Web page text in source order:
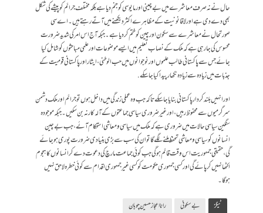
حال نے نہ صرف معاشرے میں بے چینی اور مایوسی کو جنم دیا ہے بلکہ مختلف جرائم کو پیشے کی شکل
بھی دے دی ہے اور لا قانونیت کے مظاہرے اکثردیکھنے میں آتے رہتے ہیں۔ اے سی
صورتحال نے معاشرے سے سکون اور چین کو ختم کردیا ہے ۔ جبکہ آج اس امر کی شدید ضرورت
محسوس کی جارہی ہے کہ ملک کے نصاب تعلیم میں ایسے موضوعات اور علمی مباحثوں کو شامل کیا
جائے جس سے پاکستانی طالب علموں اور نوجوانوں میں حب الوطنی، ایثار اور پاکستانی قومیت کے
جذبات میں زیادہ سے زیادہ نکھار پیدا کیا جاسکے.
اور انہیں بلند کردار پاکستانی بنایا جاسکے تاکہ جب وہ عملی زندگی میں داخل ہوں تو جرائم اور ملک دشمن
سرگرمیوں سے محفوظ رہیں، اور غیر ضروری سیاسی جماعتوں کے آلہ کار نہ بن سکیں۔ جبکہ موجودہ
سنگین سیاسی حالات میں ضروری ہے کہ ملک میں سیاسی و معاشی استحکام آئے ، جب بے چین
انسانوں کو سیاسی و معاشی تحفظ ملنے لگے گا تو ان کی سب سے بڑی بنیادی ضرورت پوری ہوجائے
گی، حقیقی جمہوریت اس وقت قائم ہوگی جب کوئی جماعت مارچ کی دعوت دے کر انسانوں کا ہجوم
اکٹھا نہیں کر پائے گی اور کسی جمہوری حکومت کو کسی غیر جمہوری اقدام سے کوئی خطرہ لاحق نہیں
ہوگا۔
ٹیگز بے سکونی رانااعجازحسین چوہان